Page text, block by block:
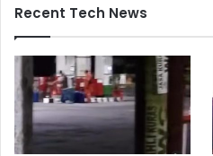
Recent Tech News